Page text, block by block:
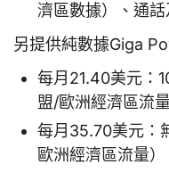
濟區數據）、通
另提供純數據Giga
每月21.40美元：
盟/歐洲經濟區流量
每月35.70美元：
歐洲經濟區流量）